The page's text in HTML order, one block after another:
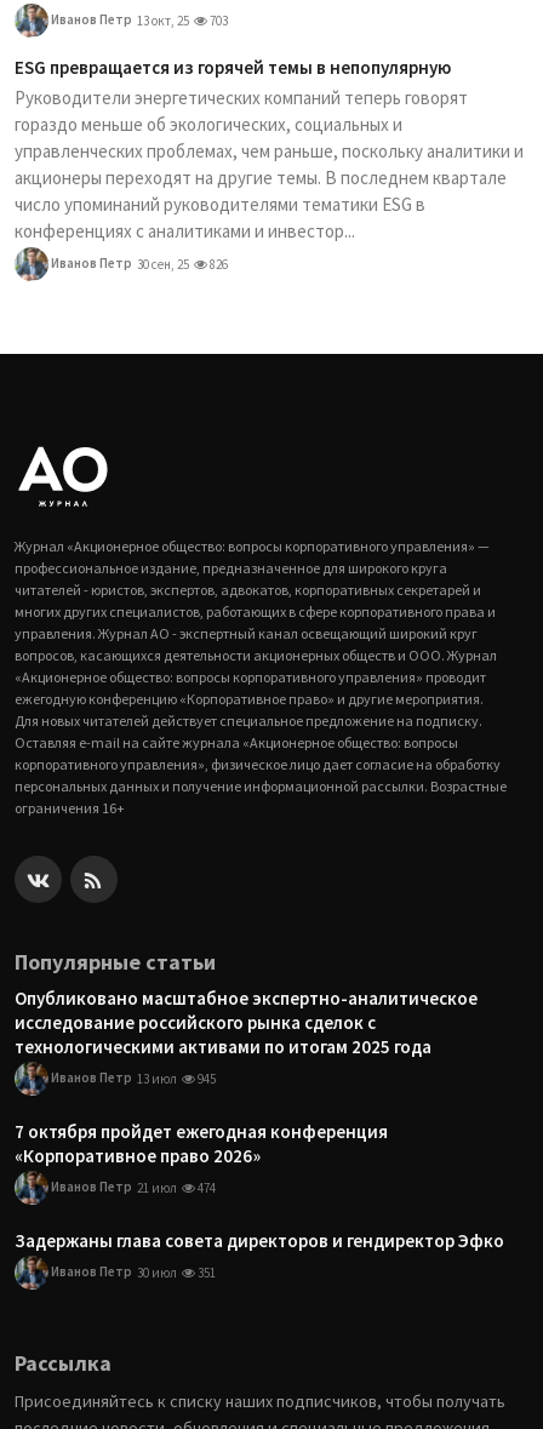
Иванов Петр 13 окт, 25 703
ESG превращается из горячей темы в непопулярную
Руководители энергетических компаний теперь говорят
гораздо меньше об экологических, социальных и
управленческих проблемах, чем раньше, поскольку аналитики и
акционеры переходят на другие темы. В последнем квартале
число упоминаний руководителями тематики ESG в
конференциях с аналитиками и инвестор...
Иванов Петр 30 сен, 25 826
Журнал «Акционерное общество: вопросы корпоративного управления» —
профессиональное издание, предназначенное для широкого круга
читателей - юристов, экспертов, адвокатов, корпоративных секретарей и
многих других специалистов, работающих в сфере корпоративного права и
управления. Журнал АО - экспертный канал освещающий широкий круг
вопросов, касающихся деятельности акционерных обществ и ООО. Журнал
«Акционерное общество: вопросы корпоративного управления» проводит
ежегодную конференцию «Корпоративное право» и другие мероприятия.
Для новых читателей действует специальное предложение на подписку.
Оставляя e-mail на сайте журнала «Акционерное общество: вопросы
корпоративного управления», физическое лицо дает согласие на обработку
персональных данных и получение информационной рассылки. Возрастные
ограничения 16+
Популярные статьи
Опубликовано масштабное экспертно-аналитическое
исследование российского рынка сделок с
технологическими активами по итогам 2025 года
Иванов Петр 13 июл 945
7 октября пройдет ежегодная конференция
«Корпоративное право 2026»
Иванов Петр 21 июл 474
Задержаны глава совета директоров и гендиректор Эфко
Иванов Петр 30 июл 351
Рассылка
Присоединяйтесь к списку наших подписчиков, чтобы получать